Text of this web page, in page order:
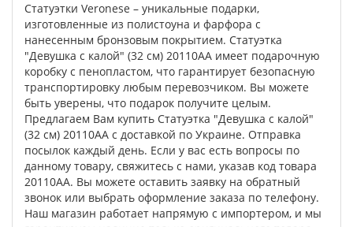
Статуэтки Veronese – уникальные подарки,
изготовленные из полистоуна и фарфора с
нанесенным бронзовым покрытием. Статуэтка
"Девушка с калой" (32 см) 20110AA имеет подарочную
коробку с пенопластом, что гарантирует безопасную
транспортировку любым перевозчиком. Вы можете
быть уверены, что подарок получите целым.
Предлагаем Вам купить Статуэтка "Девушка с калой"
(32 см) 20110AA с доставкой по Украине. Отправка
посылок каждый день. Если у вас есть вопросы по
данному товару, свяжитесь с нами, указав код товара
20110AA. Вы можете оставить заявку на обратный
звонок или выбрать оформление заказа по телефону.
Наш магазин работает напрямую с импортером, и мы